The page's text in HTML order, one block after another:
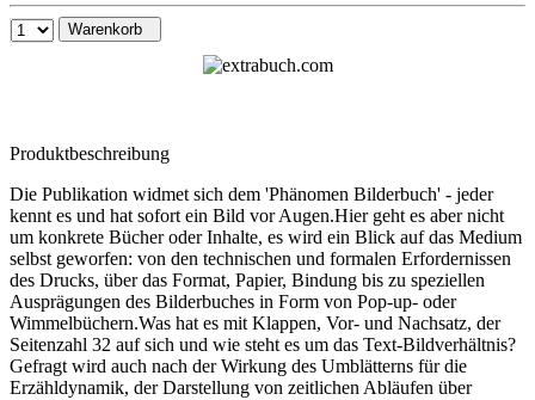
Warenkorb
Produktbeschreibung
Die Publikation widmet sich dem 'Phänomen Bilderbuch' - jeder
kennt es und hat sofort ein Bild vor Augen.Hier geht es aber nicht
um konkrete Bücher oder Inhalte, es wird ein Blick auf das Medium
selbst geworfen: von den technischen und formalen Erfordernissen
des Drucks, über das Format, Papier, Bindung bis zu speziellen
Ausprägungen des Bilderbuches in Form von Pop-up- oder
Wimmelbüchern.Was hat es mit Klappen, Vor- und Nachsatz, der
Seitenzahl 32 auf sich und wie steht es um das Text-Bildverhältnis?
Gefragt wird auch nach der Wirkung des Umblätterns für die
Erzähldynamik, der Darstellung von zeitlichen Abläufen über